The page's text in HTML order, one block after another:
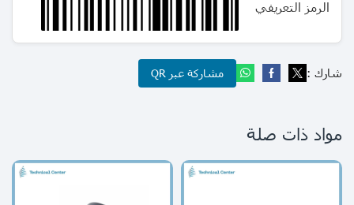
الرمز التعريفي
شارك : مشاركة عبر QR
مواد ذات صلة